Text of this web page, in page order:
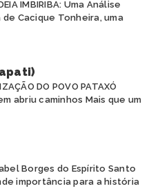
IMBIRIBA: Uma Análise
Cacique Tonheira, uma
DO POVO PATAXÓ
abriu caminhos Mais que um
Borges do Espírito Santo
importância para a história